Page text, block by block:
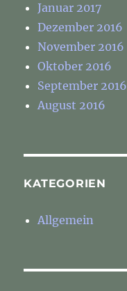
Januar 2017
Dezember 2016
November 2016
Oktober 2016
September 2016
August 2016
KATEGORIEN
Allgemein